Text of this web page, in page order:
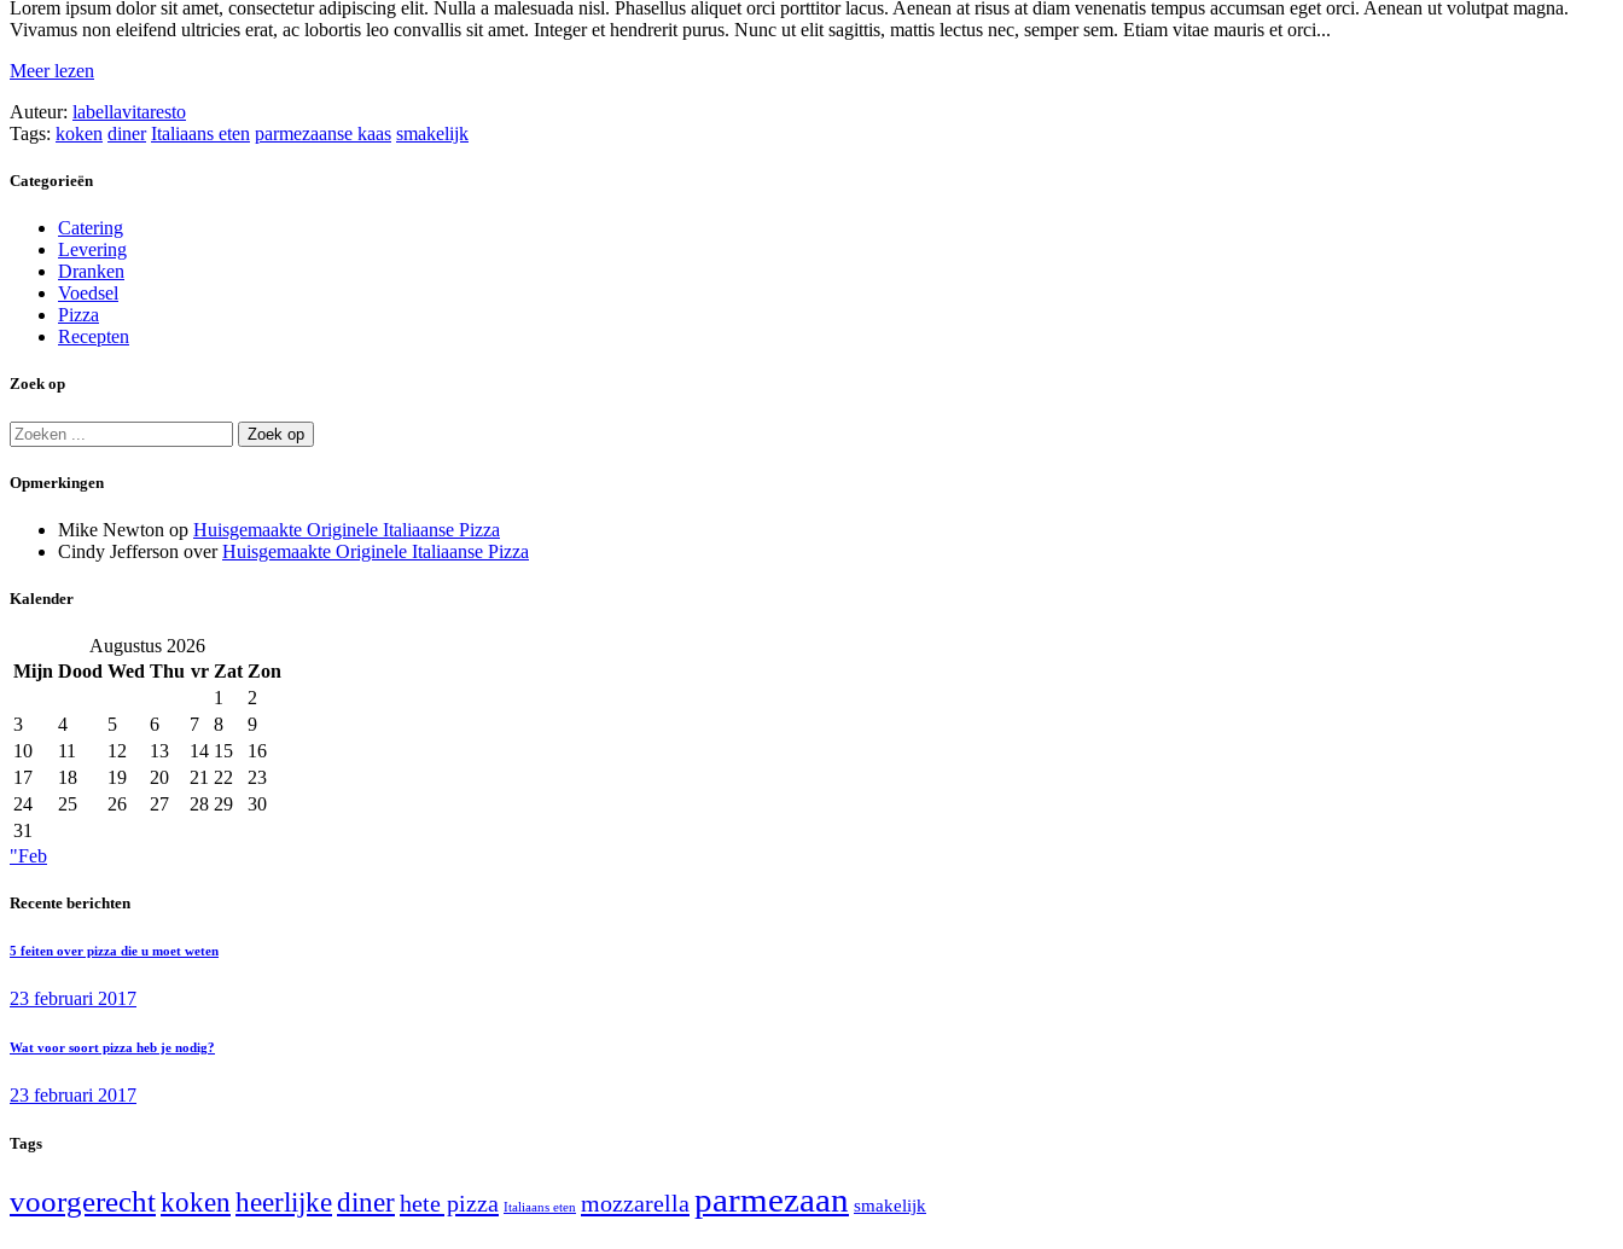
Lorem ipsum dolor sit amet, consectetur adipiscing elit. Nulla a malesuada nisl. Phasellus aliquet orci porttitor lacus. Aenean at risus at diam venenatis tempus accumsan eget orci. Aenean ut volutpat magna.
Vivamus non eleifend ultricies erat, ac lobortis leo convallis sit amet. Integer et hendrerit purus. Nunc ut elit sagittis, mattis lectus nec, semper sem. Etiam vitae mauris et orci...
Meer lezen
Auteur: labellavitaresto
Tags: koken diner Italiaans eten parmezaanse kaas smakelijk
Categorieën
Catering
Levering
Dranken
Voedsel
Pizza
Recepten
Zoek op
Zoeken
naar:
Opmerkingen
Mike Newton op Huisgemaakte Originele Italiaanse Pizza
Cindy Jefferson overHuisgemaakte Originele Italiaanse Pizza
Kalender
Augustus 2026
Mijn Dood Wed Thu vr Zat Zon
1
2
3
4 5 6 7 8
9
10
11 12 13 14 15
16
17
18 19 20 21 22
23
24
25 26 27 28 29
30
31
"Feb
Recente berichten
5 feiten over pizza die u moet weten
23 februari 2017
Wat voor soort pizza heb je nodig?
23 februari 2017
Tags
voorgerechtkoken heerlijkedinerhete pizza Italiaans eten mozzarella parmezaan smakelijk